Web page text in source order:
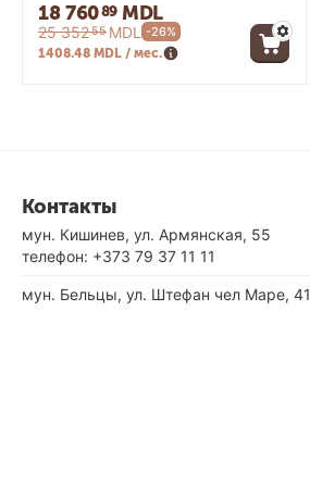
18 76089 MDL
25 35255 MDL
-26%
1408.48 MDL / мес.
Контакты
мун. Кишинев, ул. Армянская, 55
телефон: +373 79 37 11 11
мун. Бельцы, ул. Штефан чел Маре, 41